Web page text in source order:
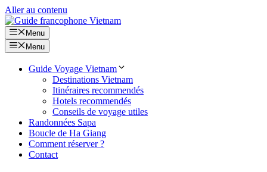
Aller au contenu
Menu
Menu
Guide Voyage Vietnam
Destinations Vietnam
Itinéraires recommendés
Hotels recommendés
Conseils de voyage utiles
Randonnées Sapa
Boucle de Ha Giang
Comment réserver ?
Contact